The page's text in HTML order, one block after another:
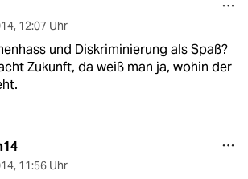
, 12:07 Uhr
und Diskriminierung als Spaß?
Zukunft, da weiß man ja, wohin der
, 11:56 Uhr